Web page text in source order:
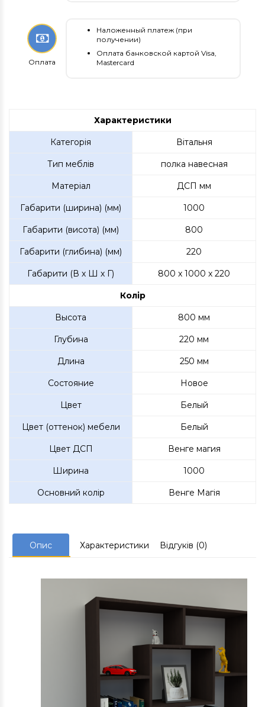
Оплата
Наложенный платеж (при
получении)
Оплата банковской картой Visa,
Mastercard
Характеристики
Категорія Вітальня
Тип меблів полка навесная
Матеріал ДСП мм
Габарити (ширина) (мм) 1000
Габарити (висота) (мм) 800
Габарити (глибина) (мм) 220
Габарити (В х Ш х Г) 800 x 1000 x 220
Колір
Высота 800 мм
Глубина 220 мм
Длина 250 мм
Состояние Новое
Цвет Белый
Цвет (оттенок) мебели Белый
Цвет ДСП Венге магия
Ширина 1000
Основний колір Венге Магія
Опис Характеристики Відгуків (0)